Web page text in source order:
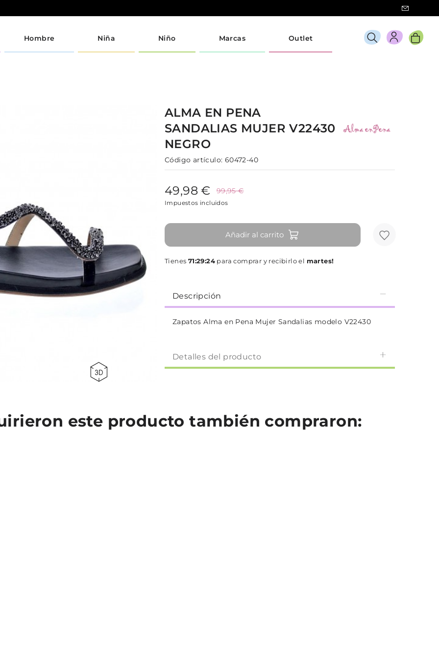
Hombre Niña Niño Marcas Outlet
ALMA EN PENA
SANDALIAS MUJERV22430
NEGRO
Código artículo: 60472-40
49,98 € 99,95 €
Impuestos incluidos
Añadir al carrito
Tienes 71:29:24 para comprar y recibirlo el martes!
Descripción
Zapatos Alma en Pena Mujer Sandalias modelo V22430
Detalles del producto
este producto también compraron: